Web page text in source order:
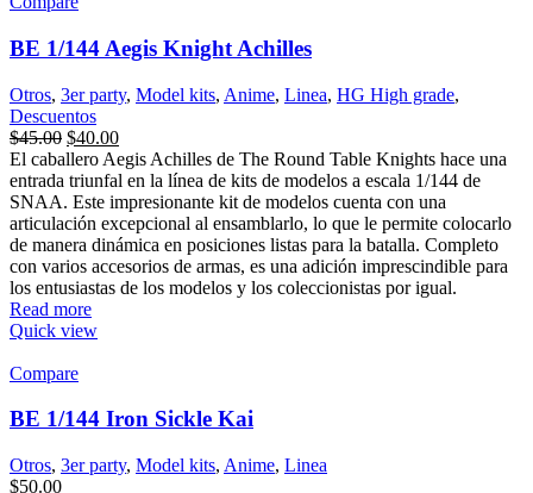
BE 1/144 Aegis Knight Achilles
Otros, 3er party, Model kits, Anime, Linea, HG High grade,
Descuentos
$45.00 $40.00
El caballero Aegis Achilles de The Round Table Knights hace una
entrada triunfal en la línea de kits de modelos a escala 1/144 de
SNAA. Este impresionante kit de modelos cuenta con una
articulación excepcional al ensamblarlo, lo que le permite colocarlo
de manera dinámica en posiciones listas para la batalla. Completo
con varios accesorios de armas, es una adición imprescindible para
los entusiastas de los modelos y los coleccionistas por igual.
Read more
Quick view
Compare
BE 1/144 Iron Sickle Kai
Otros, 3er party, Model kits, Anime, Linea
$50.00